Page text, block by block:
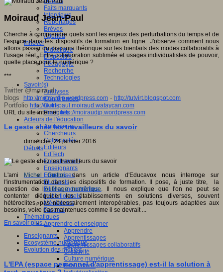
Faits marquants
Interviews
Reportages
Brèves
Agenda
Innover
Didactique
Dispositifs
Pédagogie
Recherche
Technologies
Savoir(s)
Analyses
Conférences
Outils
Pratiques
Acteurs de l'éducation
Animateurs
Chercheurs
Collectivités
Editeurs
EdTech
Encadrement
Enseignants
Entreprises
Etudiants
Filières industrielles
Institutionnels
Médiateurs
Parents
Thématiques
Apprendre et enseigner
Apprendre
Apprentissages
Apprentissages collaboratifs
Créativité
Culture numérique
Evaluations
Moiraud Jean-Paul
Cherche à comprendre quels sont les enjeux des perturbations du temps et de
l'espace dans les dispositifs de formation en ligne. J'observe comment nous
allons passer du discours théorique sur les bienfaits des modes collaboratifs à
l'usage réel. Entre collaboration sublimée et usages individualistes de pouvoir,
quelle place pour le numérique ?
***
Twitter @moiraud
blogs http://moiraudjp.wordpress.com - http://tutvirt.blogspot.com
Portfolio http://jean-paul.moiraud.wataycan.com
URL du site internet:http://moiraudjp.wordpress.com
Le geste chez les travailleurs du savoir
dimanche, 24 janvier 2016
Débats
L'ami Michel Guilloudans un article d'Educavox nous interroge sur
l'instrumentation dans les dispositifs de formation. Il pose, à juste titre, la
question de l 'outillage numérique. Il nous explique que l'on ne peut se
contenter d'équiper les établissements en solutions diverses, souvent
hétéroclites, pas nécessairement interopérables, pas toujours adaptées aux
besoins, voire pas maintenues comme il se devrait ...
En savoir plus...
Enseignants
Ecosystème numérique
Evolution des métiers
L'EPA (espace personnel d'apprentissage) est-il la solution à